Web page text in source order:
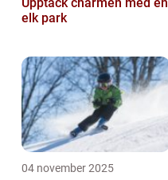
elk park
04 november 2025